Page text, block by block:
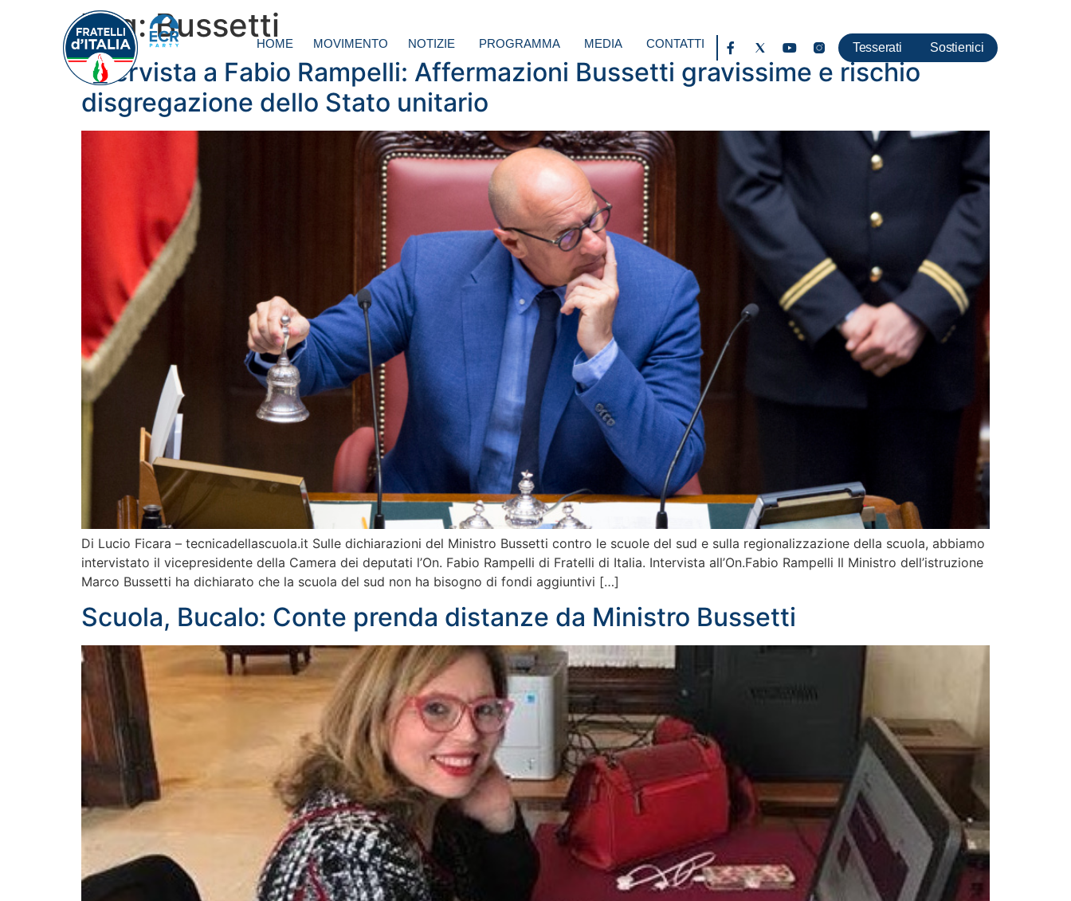
HOME MOVIMENTO NOTIZIE PROGRAMMA MEDIA CONTATTI Tesserati Sostienici
Tag:Bussetti
Intervista a Fabio Rampelli: Affermazioni Bussetti gravissime e rischio
disgregazione dello Stato unitario
Di Lucio Ficara – tecnicadellascuola.it Sulle dichiarazioni del Ministro Bussetti contro le scuole del sud e sulla regionalizzazione della scuola, abbiamo
intervistato il vicepresidente della Camera dei deputati l’On. Fabio Rampelli di Fratelli di Italia. Intervista all’On.Fabio Rampelli Il Ministro dell’istruzione
Marco Bussetti ha dichiarato che la scuola del sud non ha bisogno di fondi aggiuntivi […]
Scuola, Bucalo: Conte prenda distanze da Ministro Bussetti